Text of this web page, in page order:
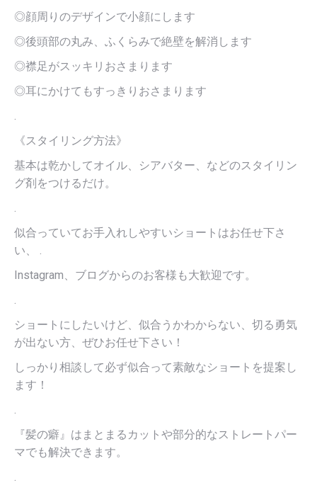
◎顔周りのデザインで小顔にします
◎後頭部の丸み、ふくらみで絶壁を解消します
◎襟足がスッキリおさまります
◎耳にかけてもすっきりおさまります
.
《スタイリング方法》
基本は乾かしてオイル、シアバター、などのスタイリン
グ剤をつけるだけ。
.
似合っていてお手入れしやすいショートはお任せ下さ
い、 .
Instagram、ブログからのお客様も大歓迎です。
.
ショートにしたいけど、似合うかわからない、切る勇気
が出ない方、ぜひお任せ下さい！
しっかり相談して必ず似合って素敵なショートを提案し
ます！
.
『髪の癖』はまとまるカットや部分的なストレートパー
マでも解決できます。
.